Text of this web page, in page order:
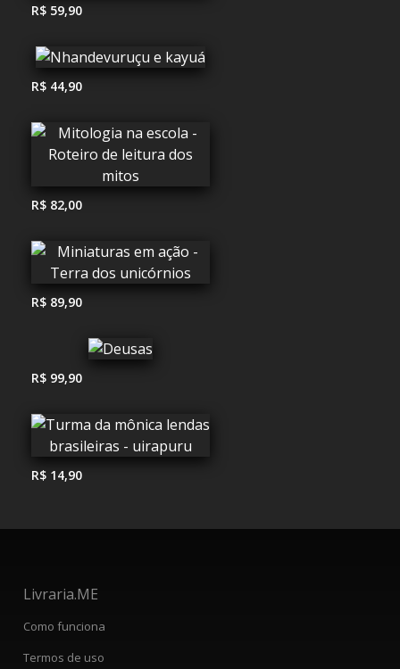
R$ 59,90
R$ 44,90
R$ 82,00
R$ 89,90
R$ 99,90
R$ 14,90
Livraria.ME
Como funciona
Termos de uso